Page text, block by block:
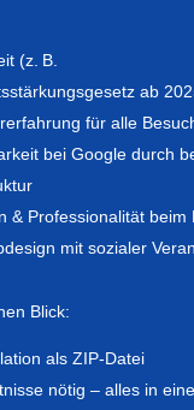
(z. B.
ab
für alle
bei Google durch
& Professionalität beim
mit sozialer
Blick:
als ZIP-Datei
nötig – alles in